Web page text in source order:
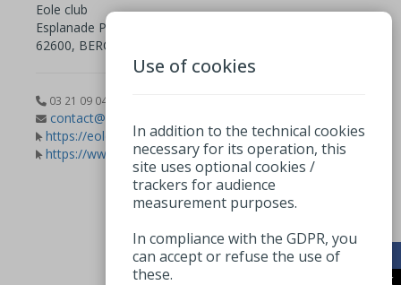
Eole club
Esplanade Parmentier
62600, BERCK
03 21 09 04 55
contact@eoleclub.com
https://eoleclub.fr/
https://www.facebook.com/eoleclub.berck
Use of cookies
In addition to the technical cookies
necessary for its operation, this
site uses optional cookies /
trackers for audience
measurement purposes.
In compliance with the GDPR, you
can accept or refuse the use of
these.